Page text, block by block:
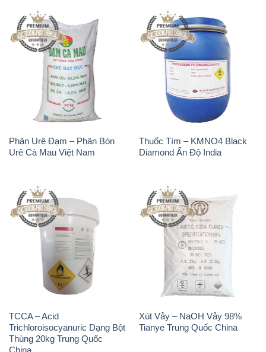
Phân Urê Đạm – Phân Bón
Urê Cà Mau Việt Nam
Thuốc Tím – KMNO4 Black
Diamond Ấn Độ India
TCCA – Acid
Trichloroisocyanuric Dạng Bột
Thùng 20kg Trung Quốc
Xút Vảy – NaOH Vảy 98%
Tianye Trung Quốc China